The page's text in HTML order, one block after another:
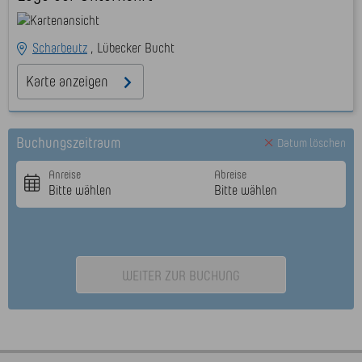
Scharbeutz Lübecker Bucht
Karte anzeigen
Buchungszeitraum Datum löschen